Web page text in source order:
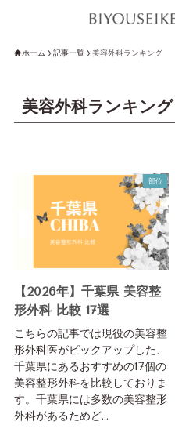
ホーム 記事一覧 美容外科ランキング
美容外科ランキング
部位
【2026年】千葉県 美容整
形外科 比較 17選
こちらの記事では現役の美容整
形外科医がピックアップした、
千葉県にあるおすすめの17個の
美容整形外科を比較しておりま
す。千葉県には多数の美容整形
外科があるためど...